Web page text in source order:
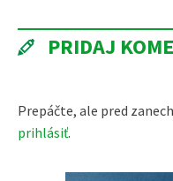
PRIDAJ
Prepáčte, ale pred
prihlásiť.